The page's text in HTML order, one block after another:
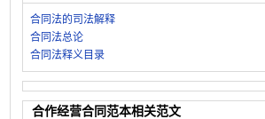
合同法的司法解释
合同法总论
合同法释义目录
合作经营合同范本相关范文